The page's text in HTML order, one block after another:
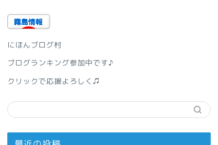
にほんブログ村
ブログランキング参加中です♪
クリックで応援よろしく♫